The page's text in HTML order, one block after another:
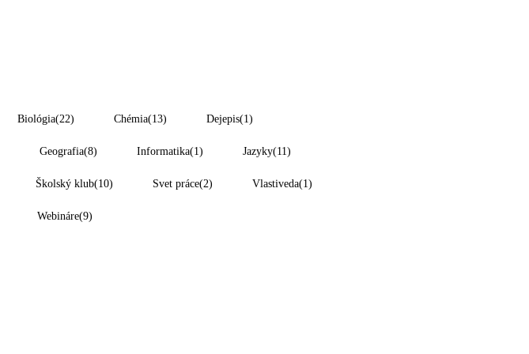
Biológia(22) Chémia(13) Dejepis(1)
Geografia(8) Informatika(1) Jazyky(11)
Školský klub(10) Svet práce(2) Vlastiveda(1)
Webináre(9)